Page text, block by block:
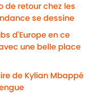
de retour chez les
se dessine
d'Europe en ce
une belle place
de Kylian Mbappé